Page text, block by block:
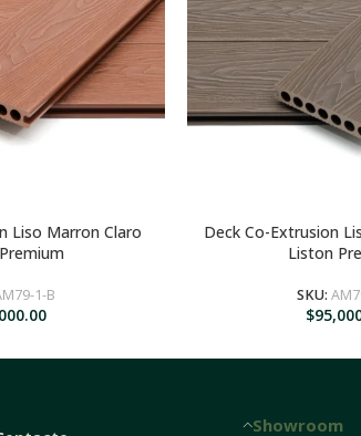
AL CARRITO
Liso Marron Claro
1-B
AGREGAR
Deck Co-Extrusion
Liston
SKU:
$
Showroom